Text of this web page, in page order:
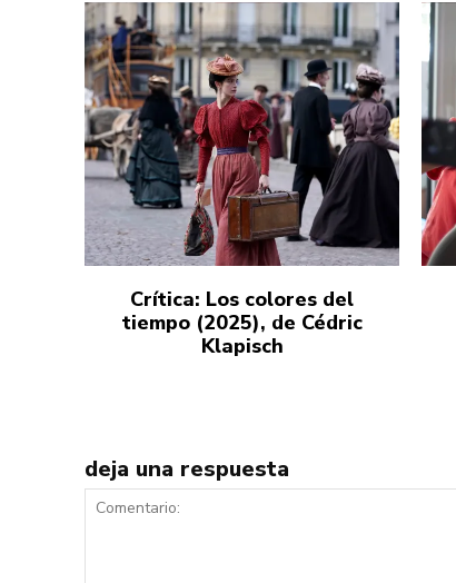
Crítica: Los colores del
tiempo (2025), de Cédric
Klapisch
deja una respuesta